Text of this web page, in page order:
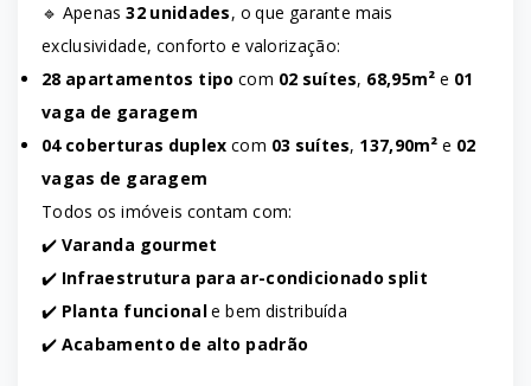
🔹 Apenas32 unidades, o que garante mais
exclusividade, conforto e valorização:
28 apartamentos tipo com 02 suítes, 68,95m² e 01
vaga de garagem
04 coberturas duplex com 03 suítes, 137,90m² e 02
vagas de garagem
Todos os imóveis contam com:
✔️ Varanda gourmet
✔️ Infraestrutura para ar-condicionado split
✔️ Planta funcionale bem distribuída
✔️ Acabamento de alto padrão